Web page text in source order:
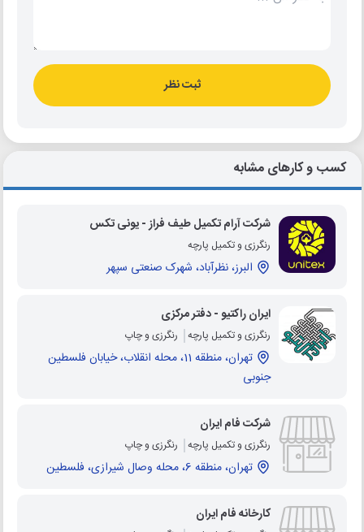
ثبت نظر
کسب و کارهای مشابه
شرکت آرام تکمیل طیف فراز - یونی تکس
رنگرزی و تکمیل پارچه
البرز، نظرآباد، شهرک صنعتی سپهر
ایران راکتیو - دفتر مرکزی
رنگرزی و تکمیل پارچه رنگرزی و چاپ
تهران، منطقه 11، محله انقلاب، خیابان فلسطین
جنوبی
شرکت فام ایران
رنگرزی و تکمیل پارچه رنگرزی و چاپ
تهران، منطقه 6، محله وصال شیرازی، فلسطین
کارخانه فام ایران